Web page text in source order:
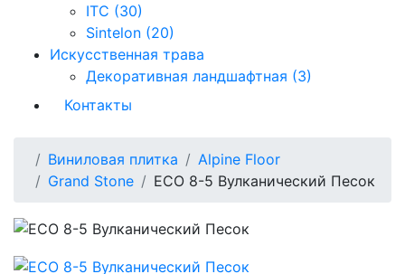
ITC (30)
Sintelon (20)
Искусственная трава
Декоративная ландшафтная (3)
Контакты
Виниловая плитка
Alpine Floor
Grand Stone
ECO 8-5 Вулканический Песок